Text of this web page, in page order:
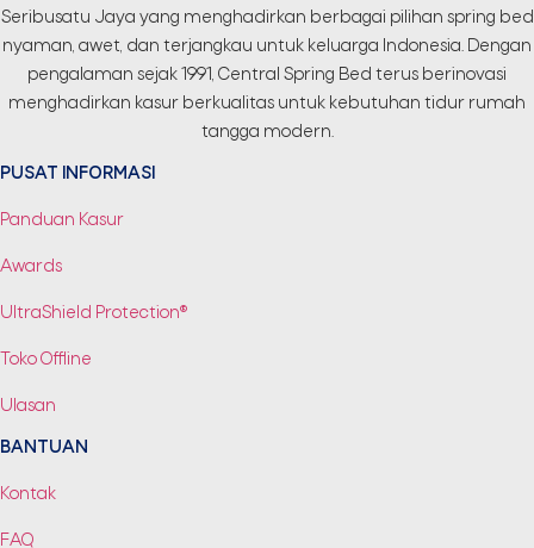
Seribusatu Jaya yang menghadirkan berbagai pilihan spring bed
nyaman, awet, dan terjangkau untuk keluarga Indonesia. Dengan
pengalaman sejak 1991, Central Spring Bed terus berinovasi
menghadirkan kasur berkualitas untuk kebutuhan tidur rumah
tangga modern.
PUSAT INFORMASI
Panduan Kasur
Awards
UltraShield Protection®
Toko Offline
Ulasan
BANTUAN
Kontak
FAQ